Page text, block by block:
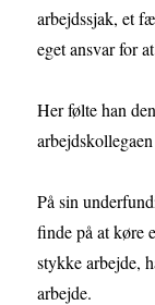
arbejdssjak, et
eget ansvar for
Her følte han
På sin
finde på at køre
stykke arbejde,
arbejde.